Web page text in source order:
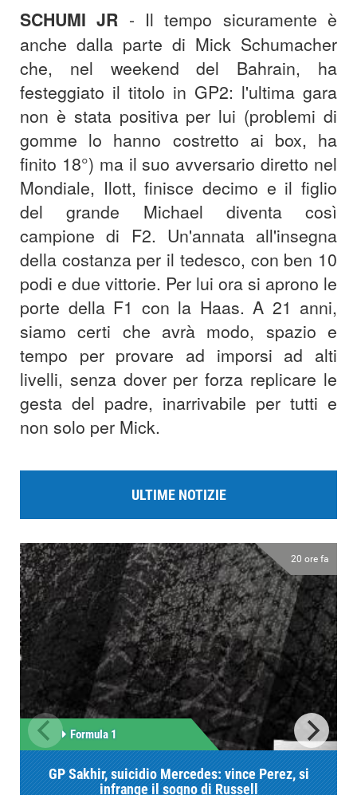
SCHUMI JR - Il tempo sicuramente è
anche dalla parte di Mick Schumacher
che, nel weekend del Bahrain, ha
festeggiato il titolo in GP2: l'ultima gara
non è stata positiva per lui (problemi di
gomme lo hanno costretto ai box, ha
finito 18°) ma il suo avversario diretto nel
Mondiale, Ilott, finisce decimo e il figlio
del grande Michael diventa così
campione di F2. Un'annata all'insegna
della costanza per il tedesco, con ben 10
podi e due vittorie. Per lui ora si aprono le
porte della F1 con la Haas. A 21 anni,
siamo certi che avrà modo, spazio e
tempo per provare ad imporsi ad alti
livelli, senza dover per forza replicare le
gesta del padre, inarrivabile per tutti e
non solo per Mick.
ULTIME NOTIZIE
20 ore fa
Formula 1
GP Sakhir, suicidio Mercedes: vince Perez, si
infrange il sogno di Russell